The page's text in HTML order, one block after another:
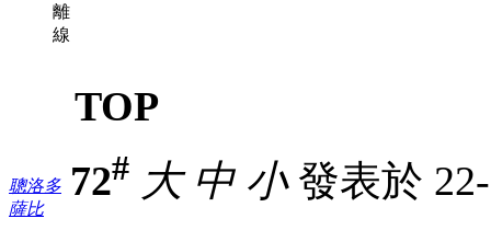
離
線
TOP
聰洛多
薩比
72# 大 中 小發表於